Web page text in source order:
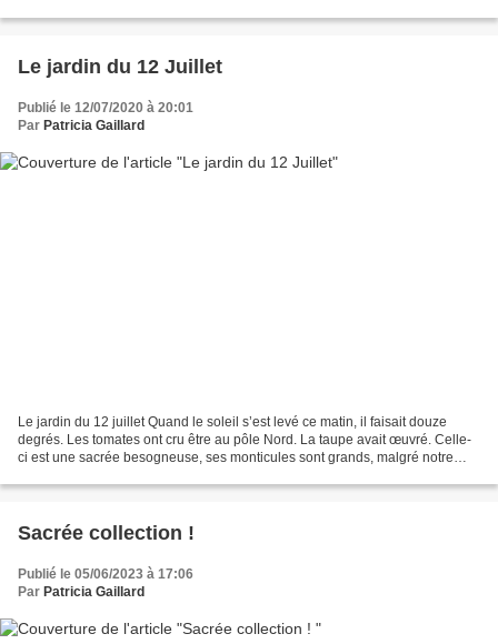
Le jardin du 12 Juillet
Publié le 12/07/2020 à 20:01
Par Patricia Gaillard
Le jardin du 12 juillet Quand le soleil s’est levé ce matin, il faisait douze
degrés. Les tomates ont cru être au pôle Nord. La taupe avait œuvré. Celle-
ci est une sacrée besogneuse, ses monticules sont grands, malgré notre
Sacrée collection !
Publié le 05/06/2023 à 17:06
Par Patricia Gaillard